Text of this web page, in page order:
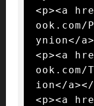
<p><a
ook.com/
ynion</
<p><a
ook.com/
ion</a></
<p><a